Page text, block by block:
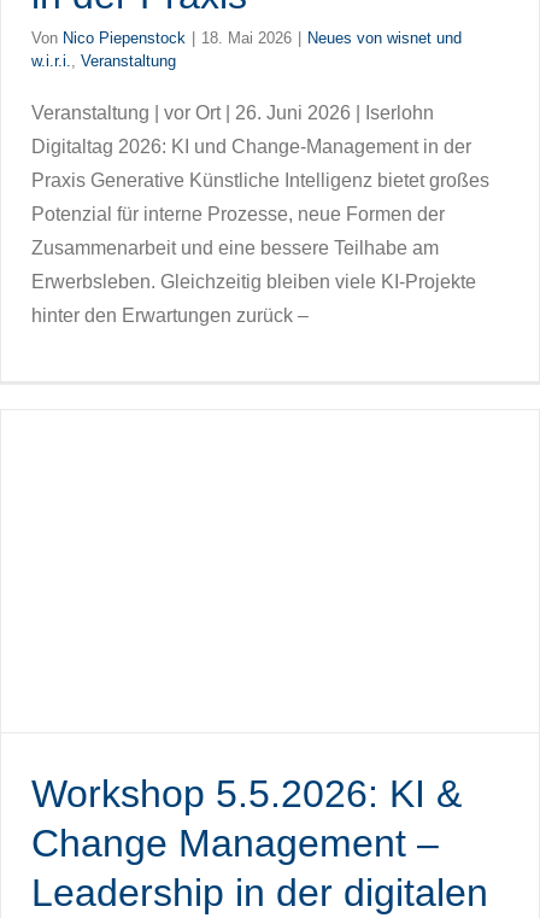
Von Nico Piepenstock 18. Mai 2026
Neues von wisnet und
w.i.r.i.
Veranstaltung
Veranstaltung | vor Ort | 26. Juni 2026 | Iserlohn
Digitaltag 2026: KI und Change-Management in der
Praxis Generative Künstliche Intelligenz bietet großes
Potenzial für interne Prozesse, neue Formen der
Zusammenarbeit und eine bessere Teilhabe am
Erwerbsleben. Gleichzeitig bleiben viele KI-Projekte
hinter den Erwartungen zurück –
Workshop 5.5.2026: KI &
Change Management –
Leadership in der digitalen